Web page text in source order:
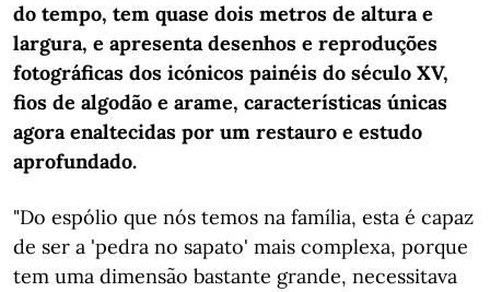
do tempo, tem quase dois metros de altura e
largura, e apresenta desenhos e reproduções
fotográficas dos icónicos painéis do século XV,
fios de algodão e arame, características únicas
agora enaltecidas por um restauro e estudo
aprofundado.
"Do espólio que nós temos na família, esta é capaz
de ser a 'pedra no sapato' mais complexa, porque
tem uma dimensão bastante grande, necessitava